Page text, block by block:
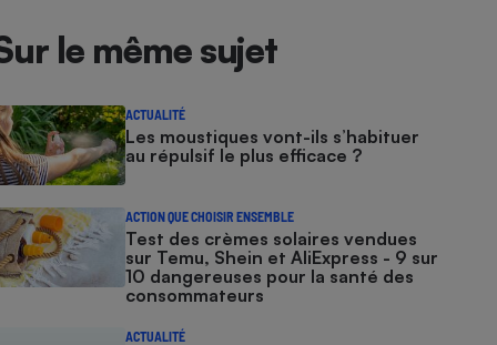
le même sujet
ACTUALITÉ
Les moustiques vont-ils s’habituer
au répulsif le plus efficace ?
ACTION QUE CHOISIR ENSEMBLE
Test des crèmes solaires vendues
sur Temu, Shein et AliExpress - 9 sur
10 dangereuses pour la santé des
consommateurs
ACTUALITÉ